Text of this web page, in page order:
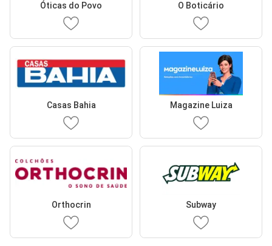
Óticas do Povo O Boticário
Casas Bahia Magazine Luiza
Orthocrin Subway